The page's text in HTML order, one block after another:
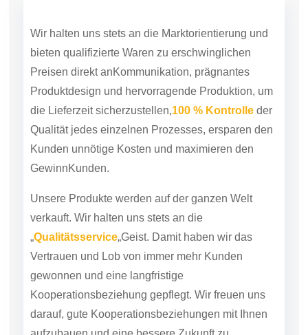
Wir halten uns stets an die Marktorientierung und
bieten qualifizierte Waren zu erschwinglichen
Preisen direkt anKommunikation, prägnantes
Produktdesign und hervorragende Produktion, um
die Lieferzeit sicherzustellen,100 % Kontrolle der
Qualität jedes einzelnen Prozesses, ersparen den
Kunden unnötige Kosten und maximieren den
GewinnKunden.
Unsere Produkte werden auf der ganzen Welt
verkauft. Wir halten uns stets an die
„Qualitätsservice„Geist. Damit haben wir das
Vertrauen und Lob von immer mehr Kunden
gewonnen und eine langfristige
Kooperationsbeziehung gepflegt. Wir freuen uns
darauf, gute Kooperationsbeziehungen mit Ihnen